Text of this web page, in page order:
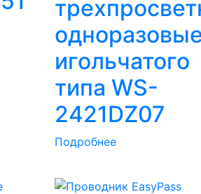
игольчатого
типа WS-
2421DZ07
Подробнее